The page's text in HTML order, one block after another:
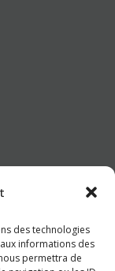
des technologies
informations des
permettra de